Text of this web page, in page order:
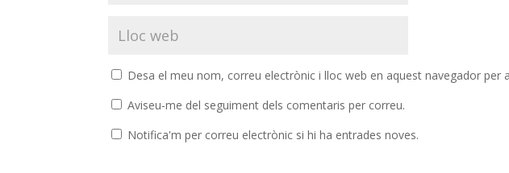
Desa el meu nom, correu electrònic i lloc web en aquest navegador per
Aviseu-me del seguiment dels comentaris per correu.
Notifica'm per correu electrònic si hi ha entrades noves.